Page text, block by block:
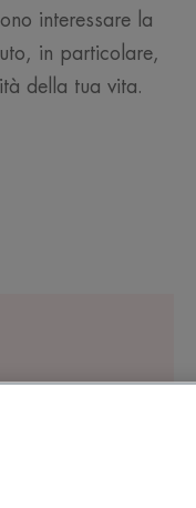
interessare la
in particolare,
della tua vita.
Avène si
più
voluto